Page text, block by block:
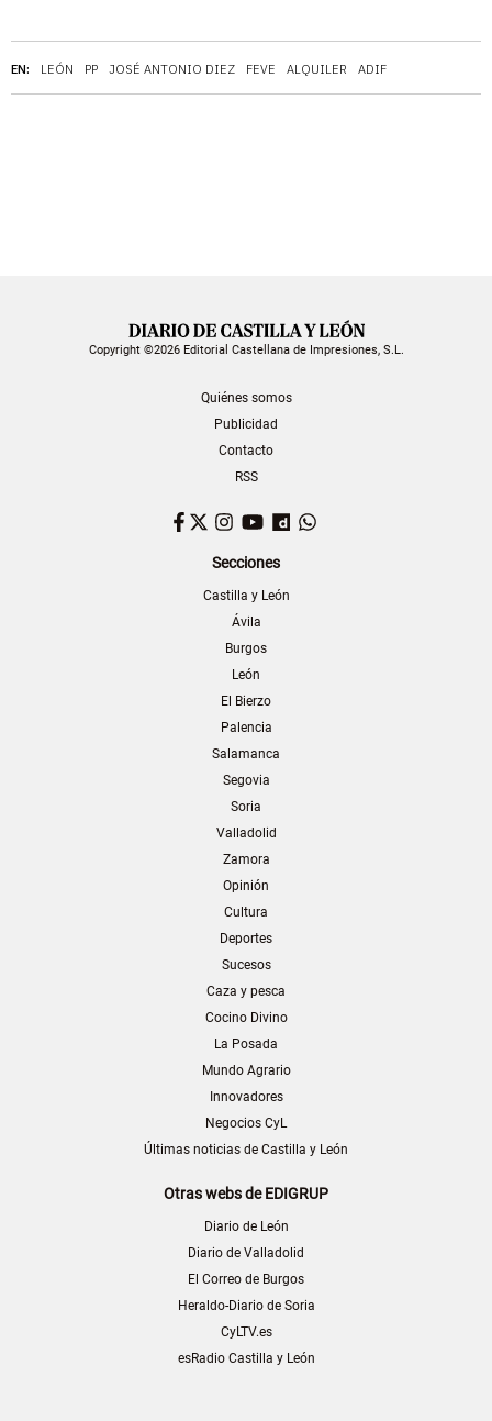
EN: LEÓN PP JOSÉ ANTONIO DIEZ FEVE ALQUILER ADIF
Copyright ©2026 Editorial Castellana de Impresiones, S.L.
Quiénes somos
Publicidad
Contacto
RSS
Facebook
TwitterInstagram
YouTubeDailymotion
Secciones
Castilla y León
Ávila
Burgos
León
El Bierzo
Palencia
Salamanca
Segovia
Soria
Valladolid
Zamora
Opinión
Cultura
Deportes
Sucesos
Caza y pesca
Cocino Divino
La Posada
Mundo Agrario
Innovadores
Negocios CyL
Últimas noticias de Castilla y León
Otras webs de EDIGRUP
Diario de León
Diario de Valladolid
El Correo de Burgos
Heraldo-Diario de Soria
CyLTV.es
esRadio Castilla y León